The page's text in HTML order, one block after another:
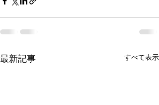
最新記事 すべて表示